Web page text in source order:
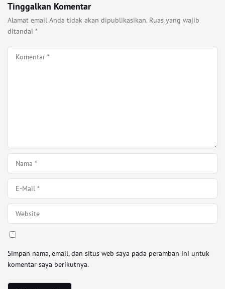
Tinggalkan Komentar
Alamat email Anda tidak akan dipublikasikan. Ruas yang wajib
ditandai *
Simpan nama, email, dan situs web saya pada peramban ini untuk
komentar saya berikutnya.